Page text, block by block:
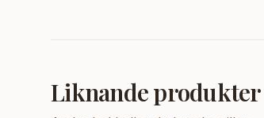
Liknande produkter